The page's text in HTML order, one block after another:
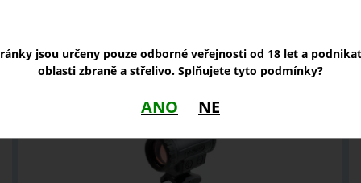
NOVINKY
jsou určeny pouze odborné veřejnosti od 18 let a
oblasti zbraně a střelivo. Splňujete tyto podmínky?
ANO NE